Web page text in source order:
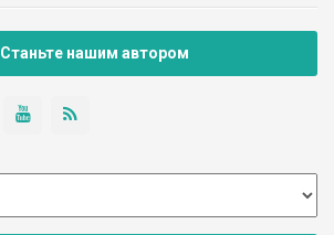
Станьте нашим автором